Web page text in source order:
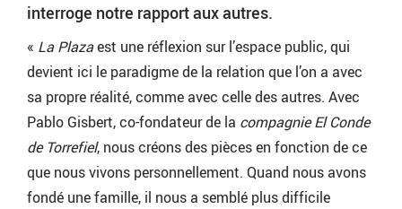
interroge notre rapport aux autres.
« La Plazaest une réflexion sur l’espace public, qui
devient ici le paradigme de la relation que l’on a avec
sa propre réalité, comme avec celle des autres. Avec
Pablo Gisbert, co-fondateur de la compagnie El Conde
de Torrefiel, nous créons des pièces en fonction de ce
que nous vivons personnellement. Quand nous avons
fondé une famille, il nous a semblé plus difficile